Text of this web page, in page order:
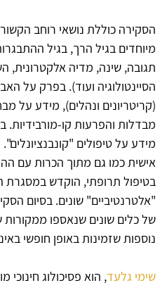
הסקירה כוללת נושאי רוחב
מיוחדים בגיל הרך, בגיל
תגובה, שינה, מדיה אלקטרונית,
הסיינטולוגיה ועוד). בפרק על
(קריטריונים ונהלים), מידע על
מבדלות והפרעות קו-
מידע על טיפולים
אישית כמו גם מתוך הכרות עם
בטיפול תרופתי, הוקדש במסגרת
"אלטרנטיביים" שונים. בסיום
של כלים שונים שנאספו ממקורות
נוספות שזמינות באופן חופשי
שימי גלעד, הוא פסיכולוג חינוכי